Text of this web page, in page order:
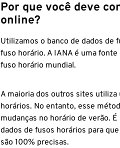
Por que você deve
online?
Utilizamos o banco de dados de
fuso horário. A IANA é uma
fuso horário mundial.
A maioria dos outros sites
horários. No entanto, esse
mudanças no horário de verão.
dados de fusos horários para
são 100% precisas.